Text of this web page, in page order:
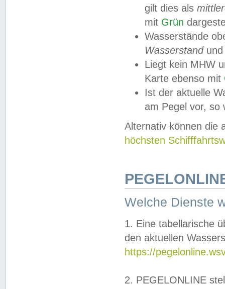
gilt dies als
mit Grün
Wasserstände
Wasserstandund
Liegt kein MHW
Karte ebenso mit
Ist der aktuelle
am Pegel vor,
Alternativ können die
höchsten
Welche Dienste
1. Eine tabellarische
den aktuellen
https://
2. PEGELONLINE